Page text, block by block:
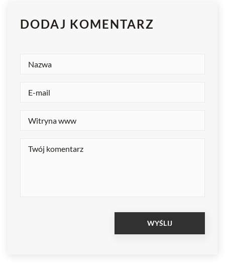
DODAJ KOMENTARZ